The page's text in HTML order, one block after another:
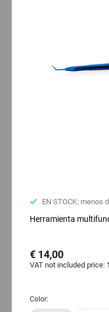
EN STOCK: menos
Herramienta
€ 14,00
VAT not included price:
Color: